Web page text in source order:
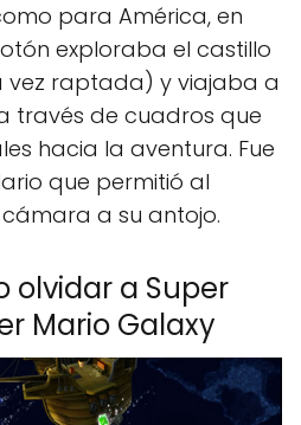
para América, en
exploraba el castillo
vez raptada) y viajaba a
través de cuadros que
hacia la aventura. Fue
que permitió al
a su antojo.
olvidar a Super
Mario Galaxy